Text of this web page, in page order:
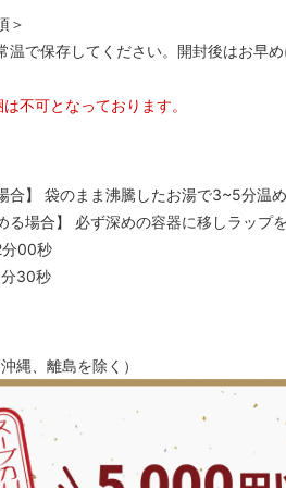
＞
温で保存してください。開封後はお早め
不可となっております。
合】 袋のまま沸騰したお湯で3~5分温め
る場合】 必ず深めの容器に移しラップ
分00秒
分30秒
縄、離島を除く）